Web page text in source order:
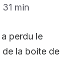
min
perdu le
de la boite de